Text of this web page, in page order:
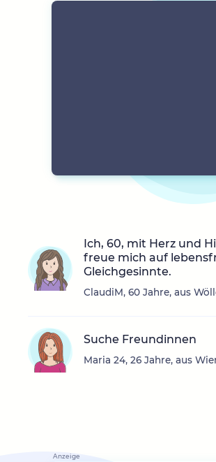
Ich, 60, mit Herz und
freue mich auf
Gleichgesinnte.
ClaudiM, 60 Jahre, aus
Suche Freundinnen
Maria 24, 26 Jahre, aus